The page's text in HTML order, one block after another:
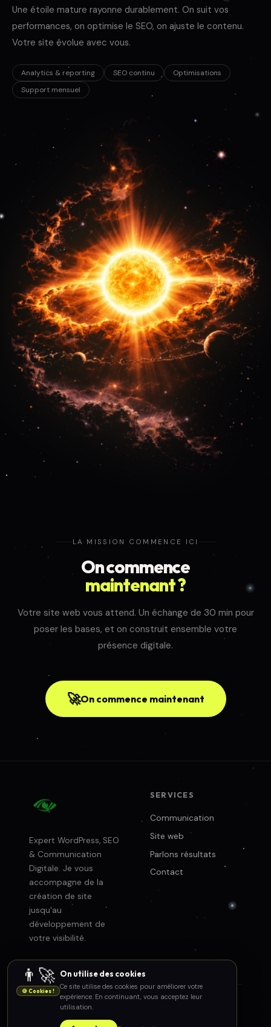
Une étoile mature rayonne durablement. On suit vos
performances, on optimise le SEO, on ajuste le contenu.
Votre site évolue avec vous.
Analytics & reporting SEO continu
Optimisations
Support mensuel
LA MISSION COMMENCE ICI
On commence
maintenant ?
Votre site web vous attend. Un échange de 30 min pour
poser les bases, et on construit ensemble votre
présence digitale.
🚀On commence maintenant
Expert WordPress, SEO
& Communication
Digitale. Je vous
accompagne de la
création de site
jusqu'au
développement de
votre visibilité.
SERVICES
Communication
Site web
Parlons résultats
Contact
© 2026 Alexis Planas — clicsight.fr
👨‍🚀
🍪 Cookies !
On utilise des cookies
Ce site utilise des cookies pour améliorer votre
expérience. En continuant, vous acceptez leur
utilisation.